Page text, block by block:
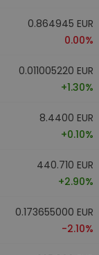
0.864945 EUR
0.00%
0.011005220 EUR
+1.30%
8.4400 EUR
+0.10%
440.710 EUR
+2.90%
0.173655000 EUR
-2.10%